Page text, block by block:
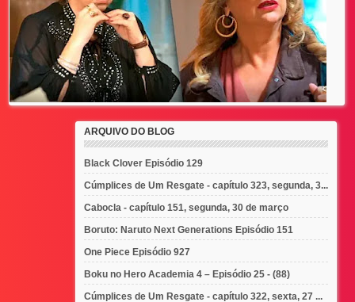
ARQUIVO DO BLOG
Black Clover Episódio 129
Cúmplices de Um Resgate - capítulo 323, segunda, 3...
Cabocla - capítulo 151, segunda, 30 de março
Boruto: Naruto Next Generations Episódio 151
One Piece Episódio 927
Boku no Hero Academia 4 – Episódio 25 - (88)
Cúmplices de Um Resgate - capítulo 322, sexta, 27 ...